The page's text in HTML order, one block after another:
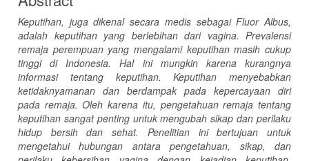
Keputihan, juga dikenal secara medis sebagai Fluor Albus,
adalah keputihan yang berlebihan dari vagina. Prevalensi
remaja perempuan yang mengalami keputihan masih cukup
tinggi di Indonesia. Hal ini mungkin karena kurangnya
informasi tentang keputihan. Keputihan menyebabkan
ketidaknyamanan dan berdampak pada kepercayaan diri
pada remaja. Oleh karena itu, pengetahuan remaja tentang
keputihan sangat penting untuk mengubah sikap dan perilaku
hidup bersih dan sehat. Penelitian ini bertujuan untuk
mengetahui hubungan antara pengetahuan, sikap, dan